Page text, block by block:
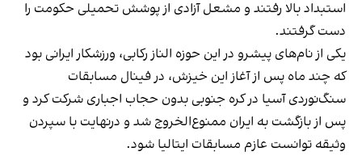
استبداد بالا رفتند و مشعل آزادی از پوشش تحمیلی حکومت را
دست گرفتند.
یکی از نام‌های پیشرو در این حوزه الناز رکابی، ورزشکار ایرانی بود
که چند ماه پس از آغاز این خیزش، در فینال مسابقات
سنگ‌نوردی آسیا در کره جنوبی بدون حجاب اجباری شرکت کرد و
پس از بازگشت به ایران ممنوع‌الخروج شد و درنهایت با سپردن
وثیقه توانست عازم مسابقات ایتالیا شود.